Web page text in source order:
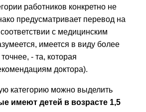
работников конкретно не
предусматривает перевод на
с медицинским
имеется в виду более
- та, которая
доктора).
категорию можно выделить
имеют детей в возрасте 1,5